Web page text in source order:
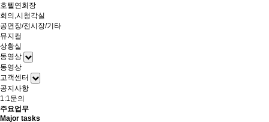
호텔연회장
회의,시청각실
공연장/전시장/기타
뮤지컬
상황실
동영상
동영상
고객센터
공지사항
1:1문의
주요업무
Major tasks